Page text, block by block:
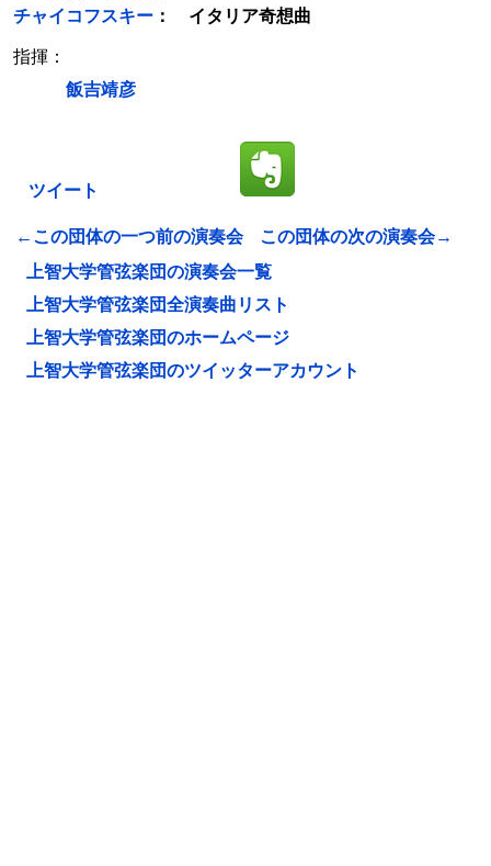
チャイコフスキー ： イタリア奇想曲
指揮：
飯吉靖彦
ツイート
←この団体の一つ前の演奏会
この団体の次の演奏会→
上智大学管弦楽団の演奏会一覧
上智大学管弦楽団全演奏曲リスト
上智大学管弦楽団のホームページ
上智大学管弦楽団のツイッターアカウント